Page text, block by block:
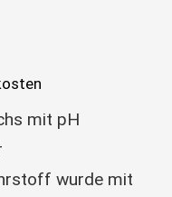
mit pH
wurde mit